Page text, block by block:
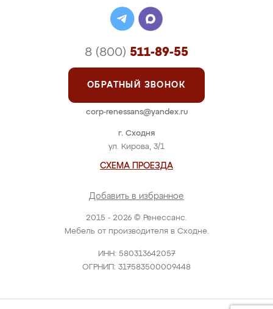
2015 - 2026 © Ренессанс.
Мебель от производителя в Сходне.
ИНН: 580313642057
ОГРНИП: 317583500009448
г. Сходня
ул. Кирова, 3/1
СХЕМА ПРОЕЗДА
Добавить в избранное
8 (800) 511-89-55
ОБРАТНЫЙ ЗВОНОК
corp-renessans@yandex.ru